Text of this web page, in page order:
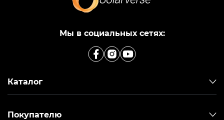
Мы в социальных сетях:
Каталог
Покупателю